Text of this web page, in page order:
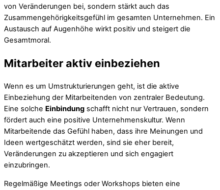
von Veränderungen bei, sondern stärkt auch das
Zusammengehörigkeitsgefühl im gesamten Unternehmen. Ein
Austausch auf Augenhöhe wirkt positiv und steigert die
Gesamtmoral.
Mitarbeiter aktiv einbeziehen
Wenn es um Umstrukturierungen geht, ist die aktive
Einbeziehung der Mitarbeitenden von zentraler Bedeutung.
Eine solche Einbindung schafft nicht nur Vertrauen, sondern
fördert auch eine positive Unternehmenskultur. Wenn
Mitarbeitende das Gefühl haben, dass ihre Meinungen und
Ideen wertgeschätzt werden, sind sie eher bereit,
Veränderungen zu akzeptieren und sich engagiert
einzubringen.
Regelmäßige Meetings oder Workshops bieten eine